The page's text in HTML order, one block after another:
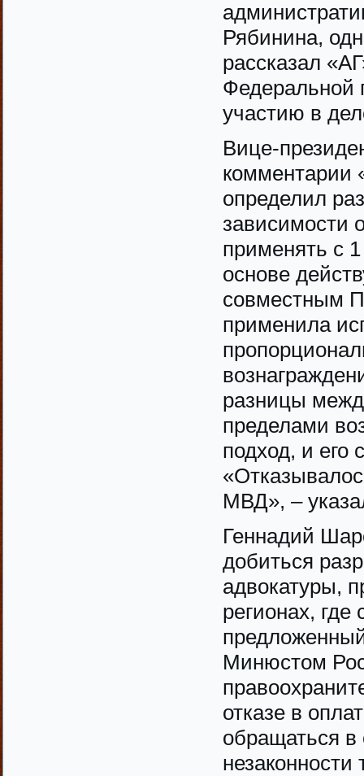
Рябинина,
рассказал
Федеральной
участию в
Вице-
комментарии
определил
зависимости
применять с
основе
совместным
применила
разницы
пределами
подход, и его
МВД», –
Геннадий
добиться
адвокатуры,
регионах,
Минюстом
отказе в
обращаться
незаконности